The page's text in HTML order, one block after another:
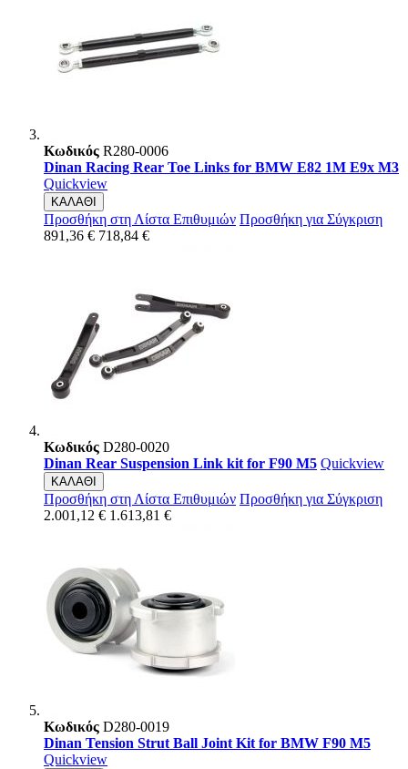
Κωδικός R280-0006
Dinan Racing Rear Toe Links for BMW E82 1M E9x M3
Quickview
ΚΑΛΑΘΙ
Προσθήκη στη Λίστα Επιθυμιών Προσθήκη για Σύγκριση
891,36 € 718,84 €
Κωδικός D280-0020
Dinan Rear Suspension Link kit for F90 M5 Quickview
ΚΑΛΑΘΙ
Προσθήκη στη Λίστα Επιθυμιών Προσθήκη για Σύγκριση
2.001,12 € 1.613,81 €
Κωδικός D280-0019
Dinan Tension Strut Ball Joint Kit for BMW F90 M5
Quickview